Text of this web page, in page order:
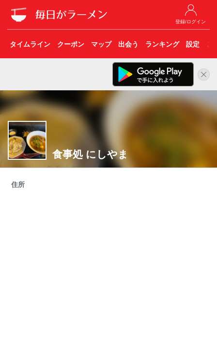
登録/ログイン
タイムライン クーポン マップ 出会う ランキング 設定 こ
食事処 にしやま
住所